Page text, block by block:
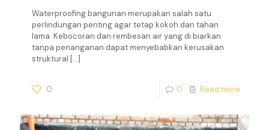
Waterproofing bangunan merupakan salah satu
perlindungan penting agar tetap kokoh dan tahan
lama. Kebocoran dan rembesan air yang di biarkan
tanpa penanganan dapat menyebabkan kerusakan
struktural […]
0 0 Read more